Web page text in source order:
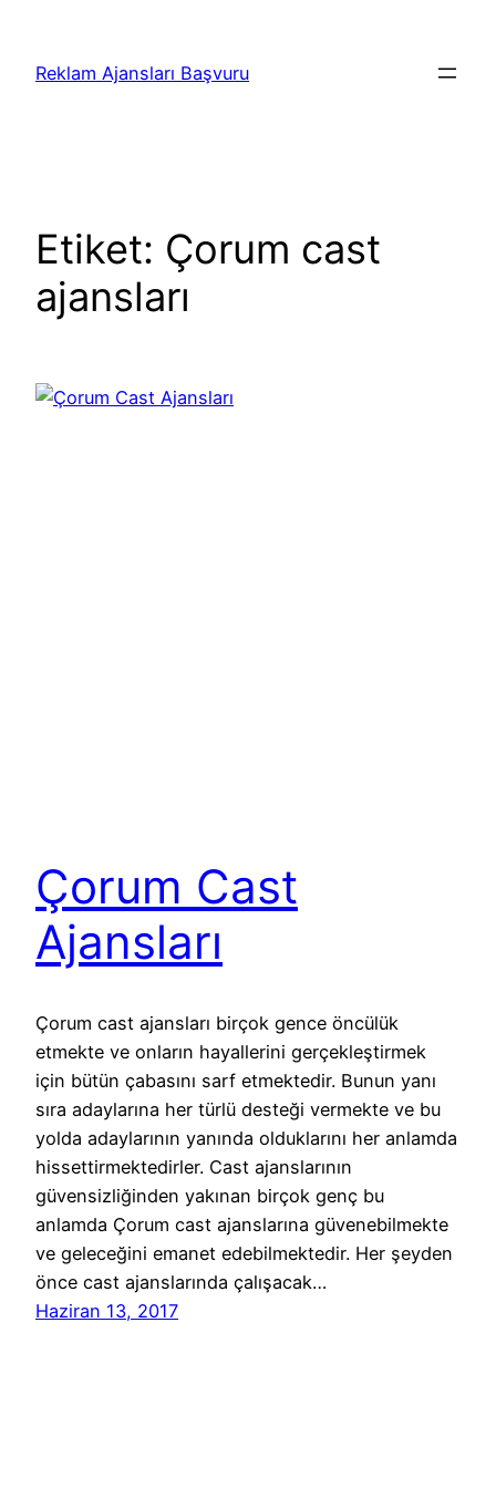
Reklam Ajansları Başvuru
Etiket: Çorum cast
ajansları
Çorum Cast
Ajansları
Çorum cast ajansları birçok gence öncülük
etmekte ve onların hayallerini gerçekleştirmek
için bütün çabasını sarf etmektedir. Bunun yanı
sıra adaylarına her türlü desteği vermekte ve bu
yolda adaylarının yanında olduklarını her anlamda
hissettirmektedirler. Cast ajanslarının
güvensizliğinden yakınan birçok genç bu
anlamda Çorum cast ajanslarına güvenebilmekte
ve geleceğini emanet edebilmektedir. Her şeyden
önce cast ajanslarında çalışacak…
Haziran 13, 2017